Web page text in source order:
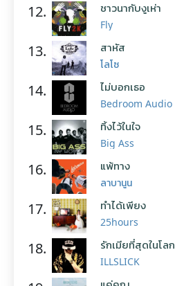
12. ชาวนากับงูเห่า
Fly
13. สาหัส
โลโซ
14. ไม่บอกเธอ
Bedroom Audio
15. ทิ้งไว้ในใจ
Big Ass
16. แพ้ทาง
ลาบานูน
17. ทำได้เพียง
25hours
18. รักเมียที่สุดในโลก
ILLSLICK